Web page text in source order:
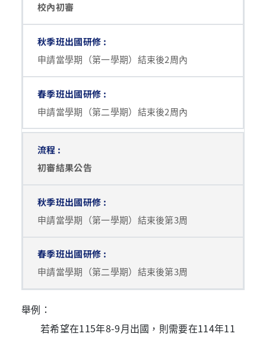
校內初審
申請當學期（第一學期）結束後2周內
申請當學期（第二學期）結束後2周內
初審結果公告
申請當學期（第一學期）結束後第3周
申請當學期（第二學期）結束後第3周
舉例：
若希望在115年8-9月出國，則需要在114年11